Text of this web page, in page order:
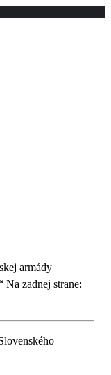
armády
zadnej strane: